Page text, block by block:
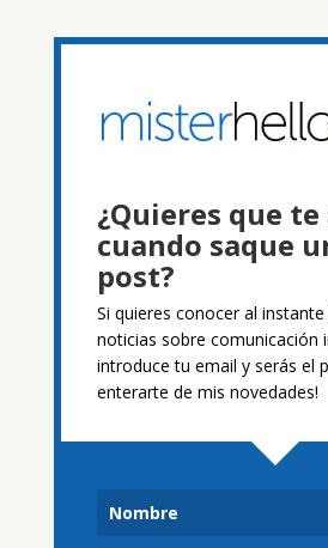
¿Quieres que te
cuando saque
post?
Si quieres conocer al
noticias sobre comunicación
introduce tu email y serás el
enterarte de mis novedades!